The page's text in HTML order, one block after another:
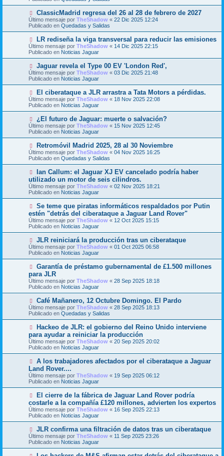
s
a
j
e
v
m
e
n
s
j
e
N
u
e
v
o
m
e
n
s
a
j
e
ClassicMadrid regresa del 26 al 28 de febrero de 2027
Último mensaje por TheShadow « 22 Dic 2025 12:24
Publicado en Quedadas y Salidas
N
u
e
v
m
e
n
s
j
e
LR rediseña la viga transversal para reducir las emisiones
Último mensaje por TheShadow « 14 Dic 2025 22:15
Publicado en Noticias Jaguar
N
u
e
v
o
m
e
n
s
j
e
Jaguar revela el Type 00 EV 'London Red',
Último mensaje por TheShadow « 03 Dic 2025 21:48
Publicado en Noticias Jaguar
N
u
e
v
m
e
n
s
j
e
El ciberataque a JLR arrastra a Tata Motors a pérdidas.
Último mensaje por TheShadow « 18 Nov 2025 22:08
Publicado en Noticias Jaguar
N
u
e
v
o
m
e
n
s
j
e
¿El futuro de Jaguar: muerte o salvación?
Último mensaje por TheShadow « 15 Nov 2025 12:45
Publicado en Noticias Jaguar
N
u
e
v
o
m
e
n
s
a
e
Retromóvil Madrid 2025, 28 al 30 Noviembre
Último mensaje por TheShadow « 04 Nov 2025 16:25
Publicado en Quedadas y Salidas
N
u
e
v
o
m
e
n
s
a
Ian Callum: el Jaguar XJ EV cancelado podría haber
utilizado un motor de seis cilindros.
Último mensaje por TheShadow « 02 Nov 2025 18:21
Publicado en Noticias Jaguar
N
u
e
v
o
m
e
n
s
a
Se teme que piratas informáticos respaldados por Putin
estén "detrás del ciberataque a Jaguar Land Rover"
Último mensaje por TheShadow « 12 Oct 2025 15:15
Publicado en Noticias Jaguar
N
u
e
v
m
e
n
s
a
e
JLR reiniciará la producción tras un ciberataque
Último mensaje por TheShadow « 01 Oct 2025 06:58
Publicado en Noticias Jaguar
N
e
v
o
m
e
n
s
a
e
Garantía de préstamo gubernamental de £1.500 millones
para JLR
Último mensaje por TheShadow « 28 Sep 2025 18:18
Publicado en Noticias Jaguar
N
u
e
v
o
m
e
n
s
a
e
Café Mañanero, 12 Octubre Domingo. El Pardo
Último mensaje por TheShadow « 28 Sep 2025 18:13
Publicado en Quedadas y Salidas
N
e
v
o
m
e
n
s
a
e
Hackeo de JLR: el gobierno del Reino Unido interviene
para ayudar a reiniciar la producción
Último mensaje por TheShadow « 20 Sep 2025 20:02
Publicado en Noticias Jaguar
N
e
v
o
m
n
s
a
A los trabajadores afectados por el ciberataque a Jaguar
Land Rover....
Último mensaje por TheShadow « 19 Sep 2025 06:12
Publicado en Noticias Jaguar
N
e
v
o
m
e
n
s
a
El cierre de la fábrica de Jaguar Land Rover podría
costarle a la compañía £120 millones, advierten los expertos
Último mensaje por TheShadow « 16 Sep 2025 22:13
Publicado en Noticias Jaguar
N
u
e
v
o
JLR confirma una filtración de datos tras un ciberataque
Último mensaje por TheShadow « 11 Sep 2025 23:26
Publicado en Noticias Jaguar
N